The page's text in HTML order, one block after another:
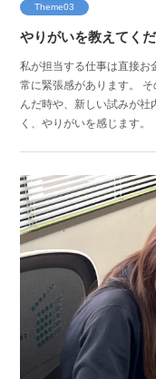
Theme03
やりがいを教えてくだ
私が担当する仕事は直接お
常に緊張感があります。
んだ時や、新しい試みが社
く、やりがいを感じます。